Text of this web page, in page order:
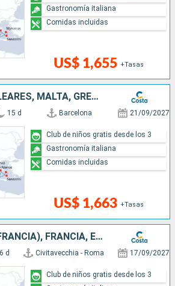
US$ 1,655 +Tasas
Gastronomía italiana
Comidas incluidas
ESPAÑA, ISLAS BALEARES, MALTA, GRECIA, ITALIA
15 d Barcelona 21/09/2027
US$ 1,663 +Tasas
Club de niños gratis desde los 3
Gastronomía italiana
Comidas incluidas
ITALIA, CÓRCEGA (FRANCIA), FRANCIA, ESPAÑA, ISLAS BALEARES, MALTA, GRECIA
d Civitavecchia - Roma 17/09/2027
Club de niños gratis desde los 3